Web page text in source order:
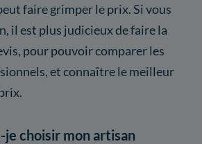
faire grimper le prix. Si vous
il est plus judicieux de faire la
pour pouvoir comparer les
et connaître le meilleur
je choisir mon artisan